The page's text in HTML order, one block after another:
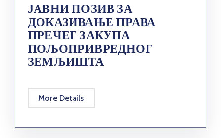
ЈАВНИ ПОЗИВ ЗА
ДОКАЗИВАЊЕ ПРАВА
ПРЕЧЕГ ЗАКУПА
ПОЉОПРИВРЕДНОГ
ЗЕМЉИШТА
More Details